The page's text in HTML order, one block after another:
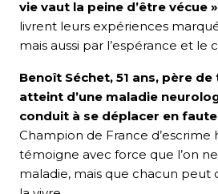
vie vaut la peine d’être vécue »
livrent leurs expériences
mais aussi par l’espérance et le
Benoît Séchet, 51 ans, père
atteint d’une maladie
conduit à se déplacer en
Champion de France d’escrime
témoigne avec force que l’on
maladie, mais que chacun peut